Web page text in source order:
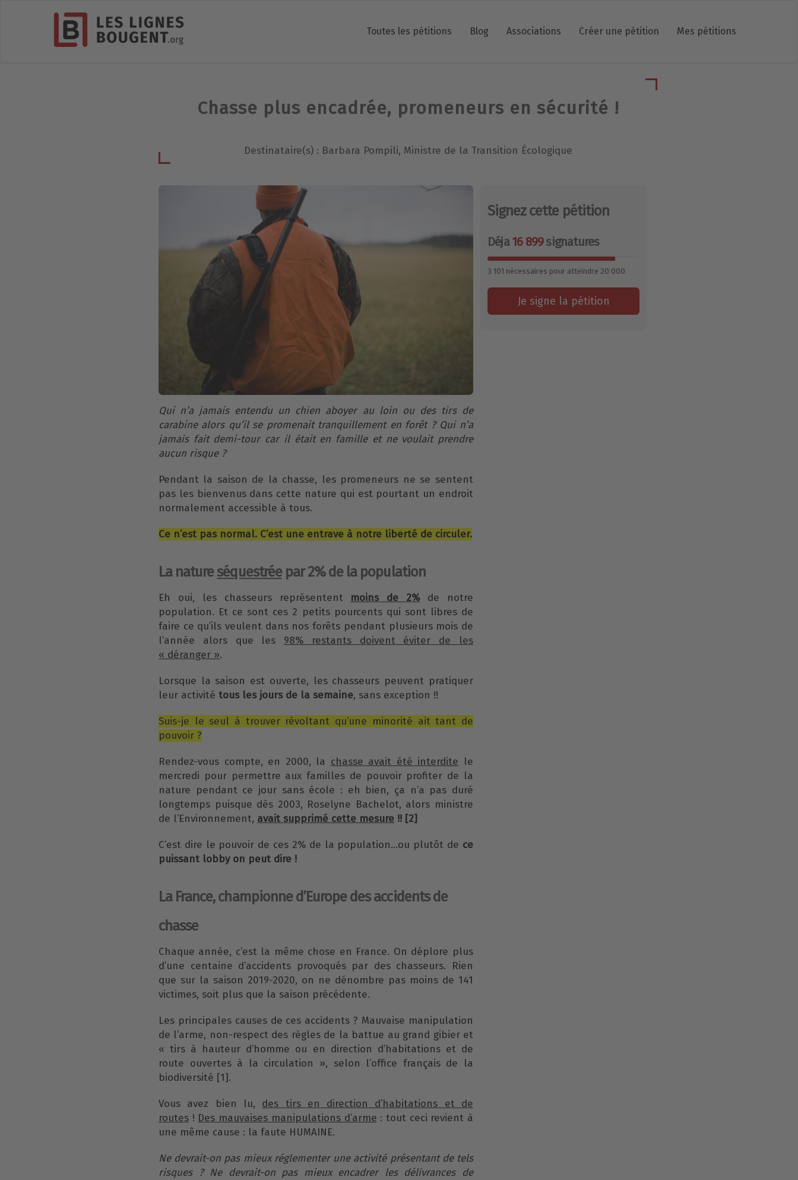
Toutes les pétitions Blog Associations Créer une pétition Mes pétitions
Chasse plus encadrée, promeneurs en sécurité !
Destinataire(s) : Barbara Pompili, Ministre de la Transition Écologique
Qui n’a jamais entendu un chien aboyer au loin ou des tirs de
carabine alors qu’il se promenait tranquillement en forêt ? Qui n’a
jamais fait demi-tour car il était en famille et ne voulait prendre
aucun risque ?
Pendant la saison de la chasse, les promeneurs ne se sentent
pas les bienvenus dans cette nature qui est pourtant un endroit
normalement accessible à tous.
Ce n’est pas normal. C’est une entrave à notre liberté de circuler.
La nature séquestréepar 2% de la population
Eh oui, les chasseurs représentent moins de 2%de notre
population. Et ce sont ces 2 petits pourcents qui sont libres de
faire ce qu’ils veulent dans nos forêts pendant plusieurs mois de
l’année alors que les 98% restants doivent éviter de les
« déranger ».
Lorsque la saison est ouverte, les chasseurs peuvent pratiquer
leur activité tous les jours de la semaine, sans exception !!
Suis-je le seul à trouver révoltant qu’une minorité ait tant de
pouvoir ?
Rendez-vous compte, en 2000, la chasse avait été interdite le
mercredi pour permettre aux familles de pouvoir profiter de la
nature pendant ce jour sans école : eh bien, ça n’a pas duré
longtemps puisque dès 2003, Roselyne Bachelot, alors ministre
de l’Environnement, avait supprimé cette mesure !! [2]
C’est dire le pouvoir de ces 2% de la population...ou plutôt de ce
puissant lobby on peut dire !
La France, championne d’Europe des accidents de
chasse
Chaque année, c’est la même chose en France. On déplore plus
d’une centaine d’accidents provoqués par des chasseurs. Rien
que sur la saison 2019-2020, on ne dénombre pas moins de 141
victimes, soit plus que la saison précédente.
Les principales causes de ces accidents ? Mauvaise manipulation
de l’arme, non-respect des règles de la battue au grand gibier et
« tirs à hauteur d’homme ou en direction d’habitations et de
route ouvertes à la circulation », selon l’office français de la
biodiversité [1].
Vous avez bien lu, des tirs en direction d’habitations et de
routes ! Des mauvaises manipulations d’arme : tout ceci revient à
une même cause : la faute HUMAINE.
Ne devrait-on pas mieux réglementer une activité présentant de tels
risques ? Ne devrait-on pas mieux encadrer les délivrances de
Signez cette pétition
Déja16 899signatures
3 101 nécessaires pour atteindre 20 000
Je signe la pétition